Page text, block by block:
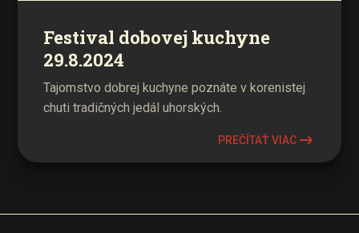
Festival dobovej kuchyne
29.8.2024
Tajomstvo dobrej kuchyne poznáte v korenistej
chuti tradičných jedál uhorských.
PREČÍTAŤ VIAC